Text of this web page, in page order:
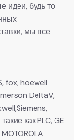
идеи, будь то
мы все
fox, hoewell
DeltaV,
как PLC, GE